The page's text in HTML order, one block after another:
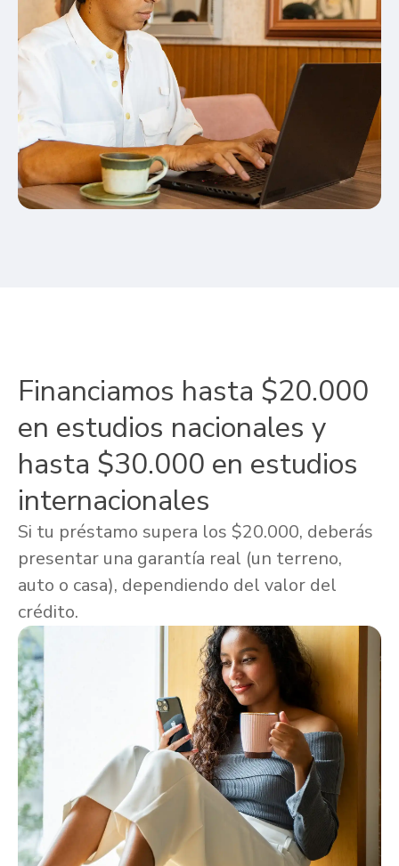
Financiamos hasta $20.000
en estudios nacionales y
hasta $30.000 en estudios
internacionales
Si tu préstamo supera los $20.000, deberás
presentar una garantía real (un terreno,
auto o casa), dependiendo del valor del
crédito.